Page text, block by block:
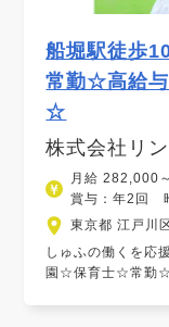
船堀駅徒歩
常勤☆高給
☆
株式会社リ
月給 282,000
賞与：年2回
東京都 江戸川
しゅふの働くを応
園☆保育士☆常勤